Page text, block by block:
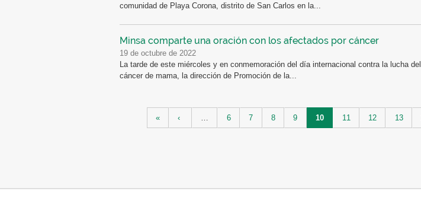
comunidad de Playa Corona, distrito de San Carlos en la...
Minsa comparte una oración con los afectados por cáncer
19 de octubre de 2022
La tarde de este miércoles y en conmemoración del día internacional contra la lucha del
cáncer de mama, la dirección de Promoción de la...
Páginas
« ‹ 6 7 8 9 10 11 12 13